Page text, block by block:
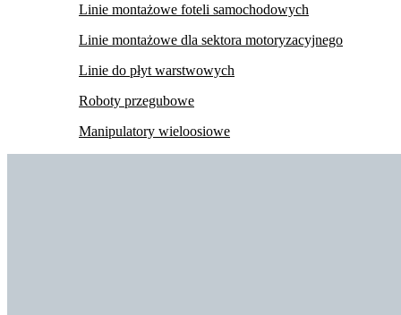
Linie montażowe foteli samochodowych
Linie montażowe dla sektora motoryzacyjnego
Linie do płyt warstwowych
Roboty przegubowe
Manipulatory wieloosiowe